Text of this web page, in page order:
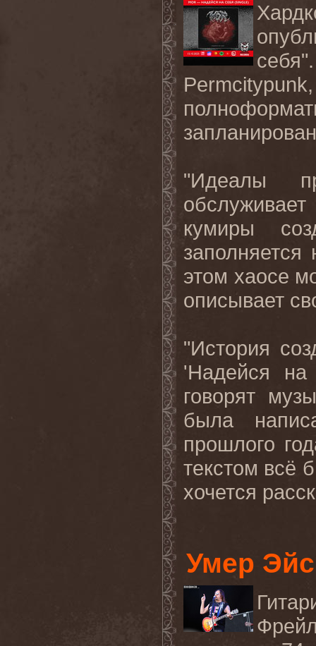
"Идеалы
кумиры
этом хаосе
описывает
"История
'Надейся на
говорят
была
прошлого
текстом всё
хочется
Умер